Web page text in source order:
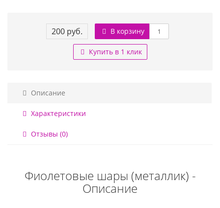
200 руб. В корзину
Купить в 1 клик
Описание
Характеристики
Отзывы (0)
Фиолетовые шары (металлик) -
Описание